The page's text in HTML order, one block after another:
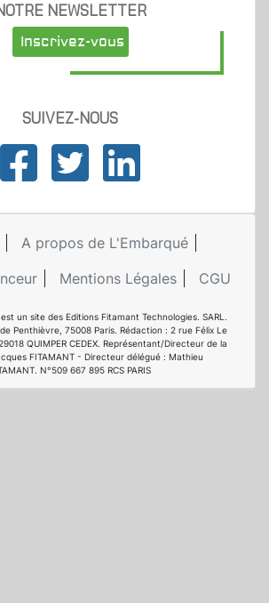
NEWSLETTER
Inscrivez-vous
SUIVEZ-NOUS
A propos de L'Embarqué
Mentions Légales CGU
un site des Editions Fitamant Technologies. SARL.
Penthièvre, 75008 Paris. Rédaction : 2 rue Félix Le
QUIMPER CEDEX. Représentant/Directeur de la
FITAMANT - Directeur délégué : Mathieu
N°509 667 895 RCS PARIS